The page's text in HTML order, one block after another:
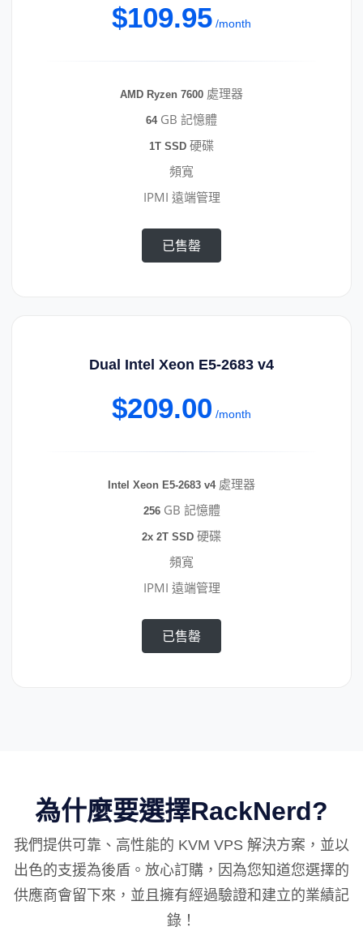
$109.95 /month
AMD Ryzen 7600 處理器
64GB 記憶體
1T SSD 硬碟
頻寬
IPMI 遠端管理
已售罄
Dual Intel Xeon E5-2683 v4
$209.00 /month
Intel Xeon E5-2683 v4處理器
256GB 記憶體
2x 2T SSD 硬碟
頻寬
IPMI 遠端管理
已售罄
為什麼要選擇RackNerd?
我們提供可靠、高性能的 KVM VPS 解決方案，並以
出色的支援為後盾。放心訂購，因為您知道您選擇的
供應商會留下來，並且擁有經過驗證和建立的業績記
錄！